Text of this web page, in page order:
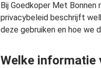
Bij Goedkoper Met
privacybeleid beschrijft
deze gebruiken en hoe we
Welke informatie